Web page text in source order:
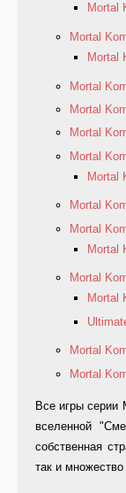
Mortal
Mortal
Mortal
Mortal
Mortal
Mortal
Mortal
Mortal
Mortal
Mortal
Mortal
Mortal
Mortal
Mortal
Mortal
Все игры серии
вселенной
собственная
так и множество